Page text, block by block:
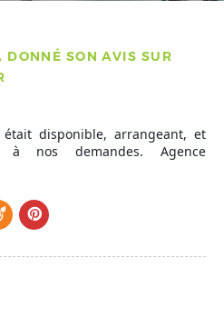
SON AVIS SUR
disponible, arrangeant, et
nos demandes. Agence